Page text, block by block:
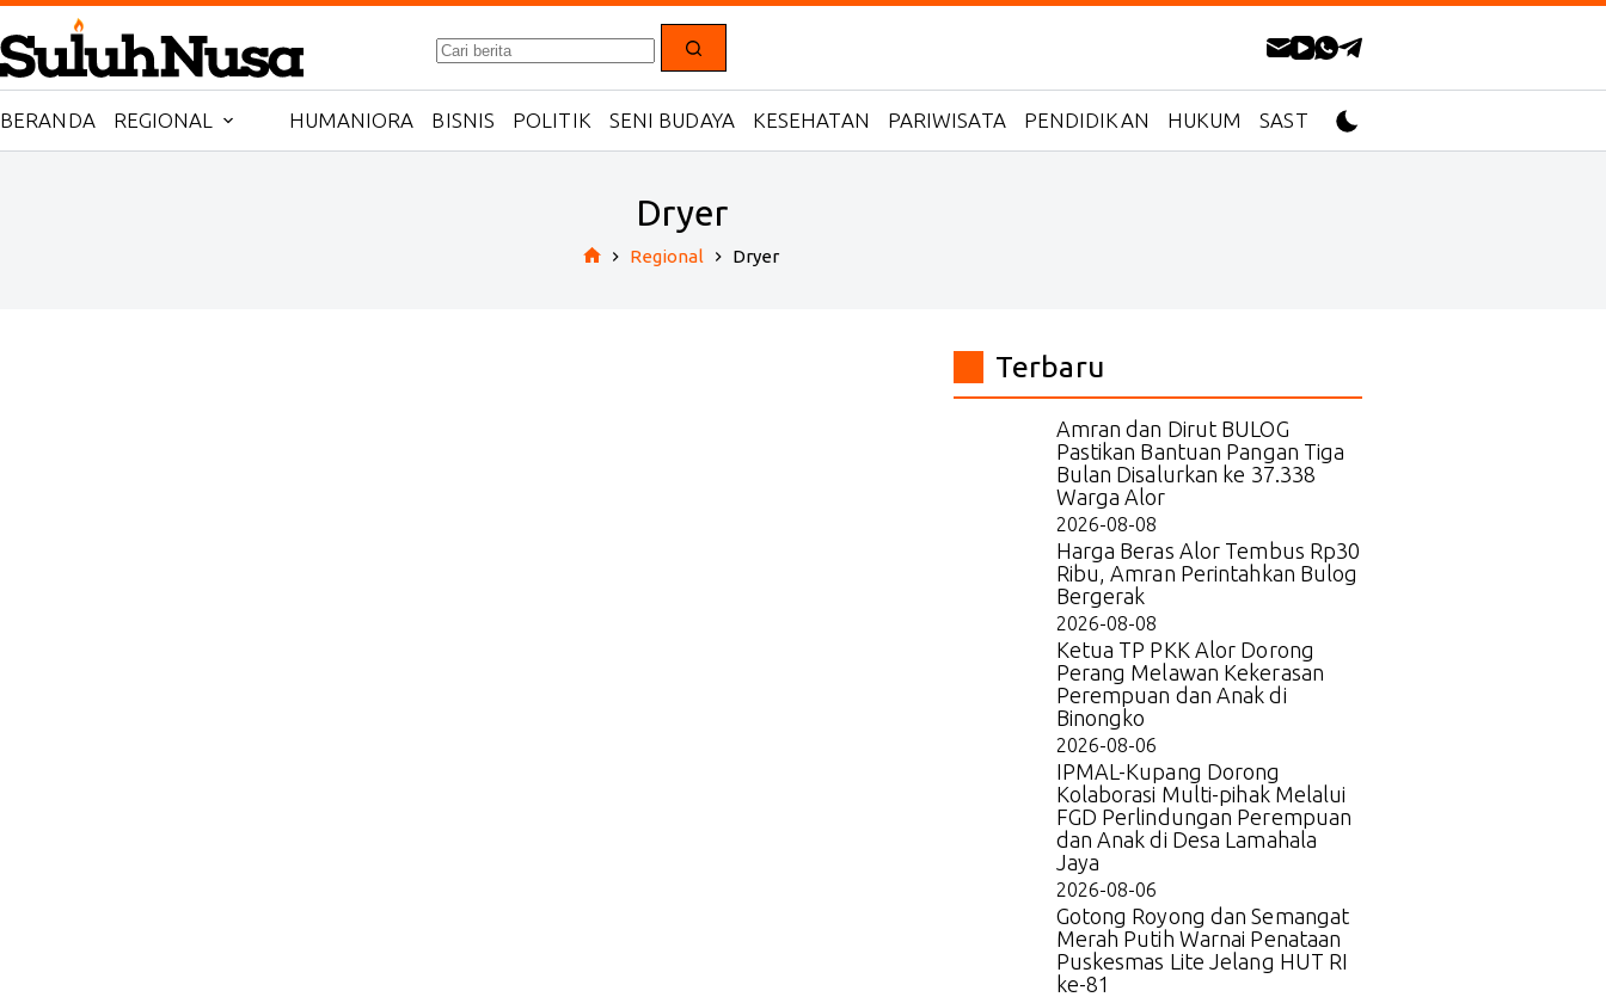
Skip
to
content
No
results
BERANDA REGIONAL HUMANIORA BISNIS POLITIK SENI BUDAYA KESEHATAN PARIWISATA PENDIDIKAN HUKUM SASTRA
Dryer
Regional Dryer
Terbaru
Amran dan Dirut BULOG
Pastikan Bantuan Pangan Tiga
Bulan Disalurkan ke 37.338
Warga Alor
2026-08-08
Harga Beras Alor Tembus Rp30
Ribu, Amran Perintahkan Bulog
Bergerak
2026-08-08
Ketua TP PKK Alor Dorong
Perang Melawan Kekerasan
Perempuan dan Anak di
Binongko
2026-08-06
IPMAL-Kupang Dorong
Kolaborasi Multi-pihak Melalui
FGD Perlindungan Perempuan
dan Anak di Desa Lamahala
Jaya
2026-08-06
Gotong Royong dan Semangat
Merah Putih Warnai Penataan
Puskesmas Lite Jelang HUT RI
ke-81